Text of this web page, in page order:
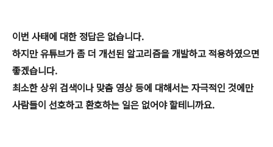
이번 사태에 대한 정답은 없습니다.
하지만 유튜브가 좀 더 개선된 알고리즘을 개발하고 적용하였으면
좋겠습니다.
최소한 상위 검색이나 맞춤 영상 등에 대해서는 자극적인 것에만
사람들이 선호하고 환호하는 일은 없어야 할테니까요.